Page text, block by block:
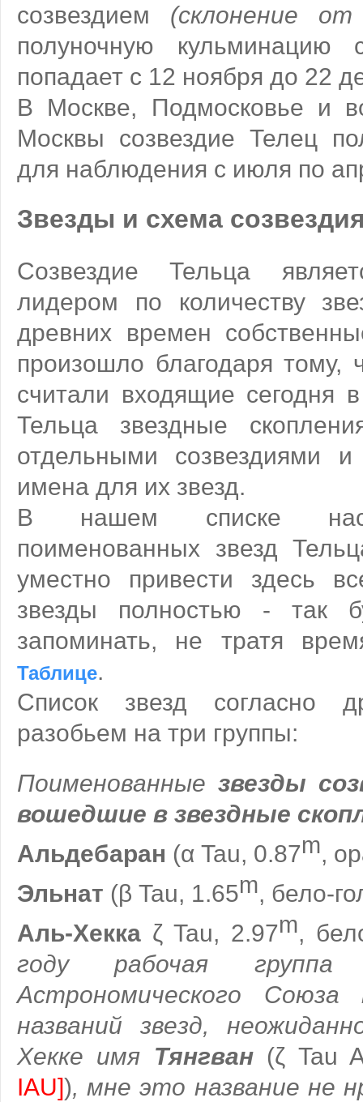
созвездием (склонение
полуночную кульминацию
попадает с 12 ноября до 22
В Москве, Подмосковье и
Москвы созвездие Телец
для наблюдения с июля по
Звезды и схема
Созвездие Тельца
лидером по количеству
древних времен
произошло благодаря тому,
считали входящие сегодня
Тельца звездные
отдельными созвездиями
имена для их звезд.
В нашем списке
поименованных звезд
уместно привести здесь
звезды полностью - так
запоминать, не тратя
Таблице.
Список звезд согласно
разобьем на три группы:
Поименованные звезды
вошедшие в звездные
Альдебаран (α Tau, 0.87m,
Эльнат (β Tau, 1.65m, бело-
Аль-Хекка ζ Tau, 2.97m,
году рабочая группа
Астрономического
названий звезд,
Хекке имя Тянгван (ζ Tau
IAU]), мне это название не